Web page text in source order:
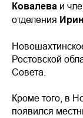
Ковалева и
отделения
Ростовской
Совета.
Кроме того, в
появился